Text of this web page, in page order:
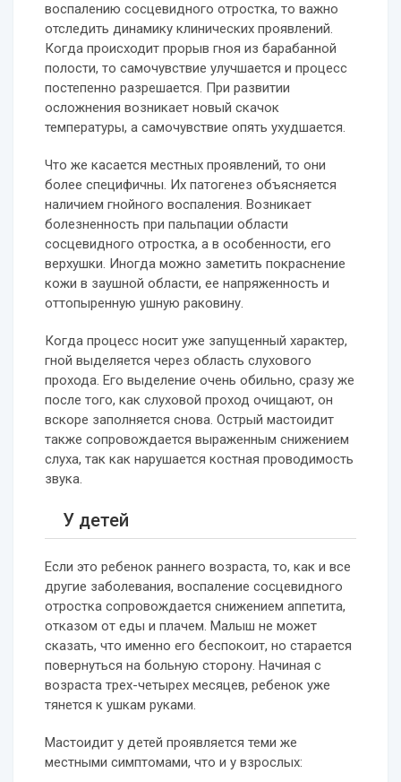
воспалению сосцевидного отростка, то важно
отследить динамику клинических проявлений.
Когда происходит прорыв гноя из барабанной
полости, то самочувствие улучшается и процесс
постепенно разрешается. При развитии
осложнения возникает новый скачок
температуры, а самочувствие опять ухудшается.
Что же касается местных проявлений, то они
более специфичны. Их патогенез объясняется
наличием гнойного воспаления. Возникает
болезненность при пальпации области
сосцевидного отростка, а в особенности, его
верхушки. Иногда можно заметить покраснение
кожи в заушной области, ее напряженность и
оттопыренную ушную раковину.
Когда процесс носит уже запущенный характер,
гной выделяется через область слухового
прохода. Его выделение очень обильно, сразу же
после того, как слуховой проход очищают, он
вскоре заполняется снова. Острый мастоидит
также сопровождается выраженным снижением
слуха, так как нарушается костная проводимость
звука.
У детей
Если это ребенок раннего возраста, то, как и все
другие заболевания, воспаление сосцевидного
отростка сопровождается снижением аппетита,
отказом от еды и плачем. Малыш не может
сказать, что именно его беспокоит, но старается
повернуться на больную сторону. Начиная с
возраста трех-четырех месяцев, ребенок уже
тянется к ушкам руками.
Мастоидит у детей проявляется теми же
местными симптомами, что и у взрослых: